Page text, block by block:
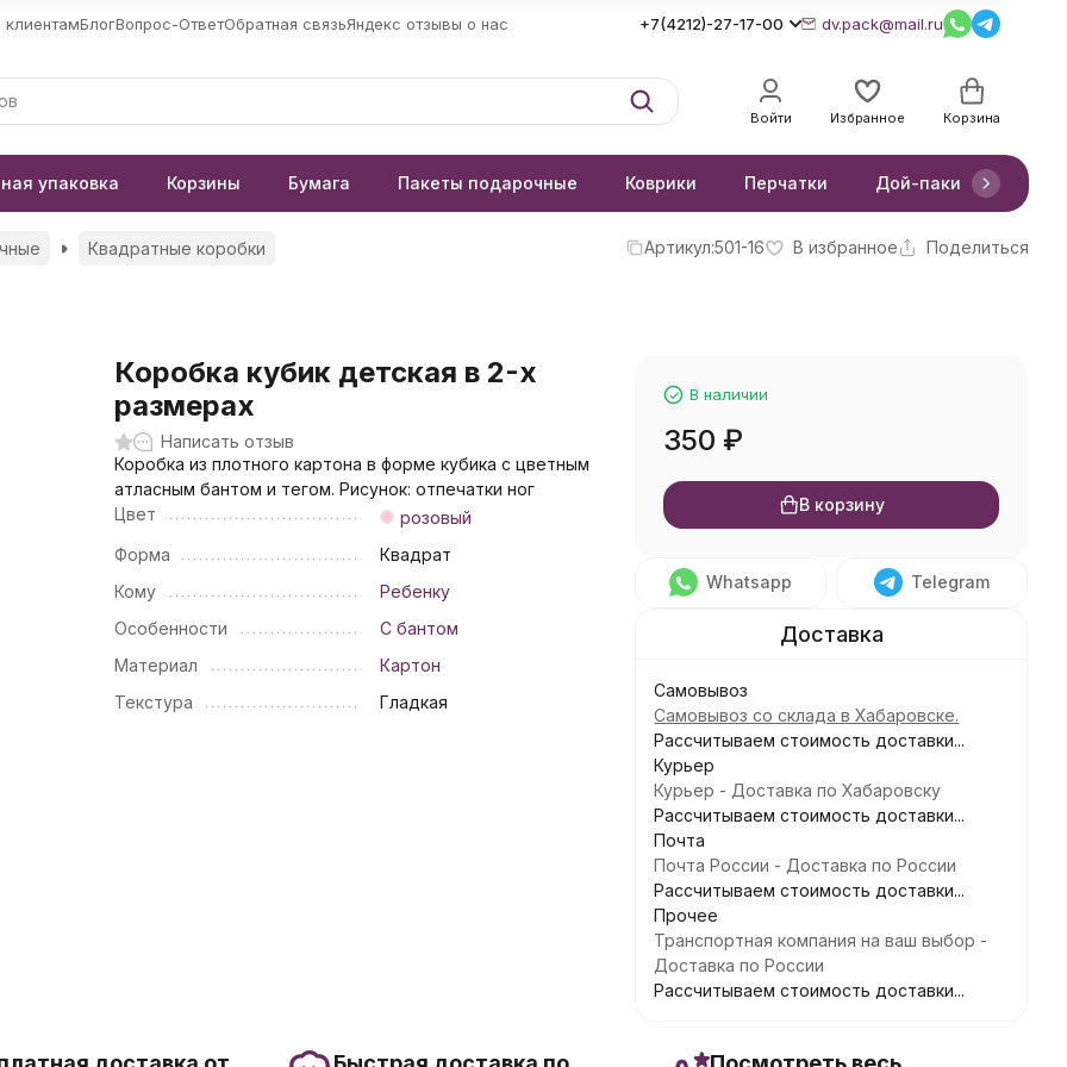
БлогВопрос-ОтветОбратная связьЯндекс отзывы о нас +7(4212)-27-17-00 dv.pack@mail.ru
Войти Избранное Корзина
упаковка Корзины Бумага Пакеты подарочные Коврики Перчатки Дой-паки
Квадратные коробки
Артикул:501-16 В избранное Поделиться
Коробка кубик детская в 2-х
размерах
Написать отзыв
Коробка из плотного картона в форме кубика с цветным
атласным бантом и тегом. Рисунок: отпечатки ног
Цвет
розовый
Форма
Квадрат
Кому
Ребенку
Особенности
С бантом
Материал
Картон
Текстура
Гладкая
В наличии
350 ₽
В корзину
Whatsapp Telegram
Самовывоз
Самовывоз со склада в Хабаровске.
Рассчитываем стоимость доставки...
Курьер
Курьер - Доставка по Хабаровску
Рассчитываем стоимость доставки...
Почта
Почта России - Доставка по России
Рассчитываем стоимость доставки...
Прочее
Транспортная компания на ваш выбор -
Доставка по России
Рассчитываем стоимость доставки...